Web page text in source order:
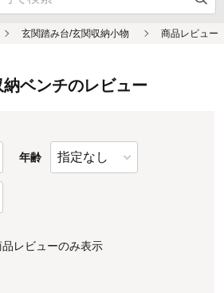
ベンチのレビュー
年齢
レビューのみ表示